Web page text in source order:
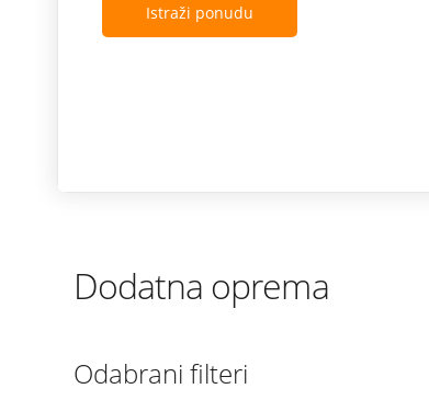
Istraži ponudu
Dodatna oprema
Odabrani filteri